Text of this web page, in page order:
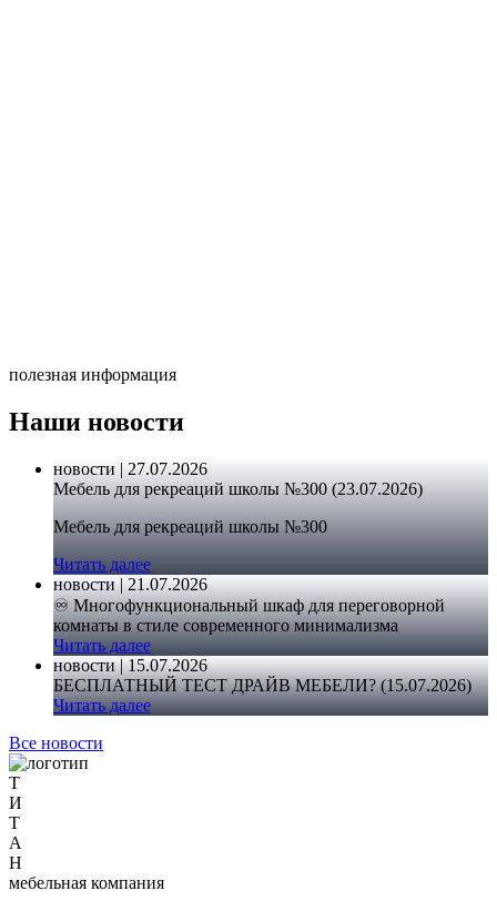
полезная информация
Наши новости
новости | 27.07.2026
Мебель для рекреаций школы №300 (23.07.2026)
Мебель для рекреаций школы №300
Читать далее
новости | 21.07.2026
♾️ Многофункциональный шкаф для переговорной
комнаты в стиле современного минимализма
Читать далее
новости | 15.07.2026
БЕСПЛАТНЫЙ ТЕСТ ДРАЙВ МЕБЕЛИ? (15.07.2026)
Читать далее
Все новости
Т
И
Т
А
Н
мебельная компания